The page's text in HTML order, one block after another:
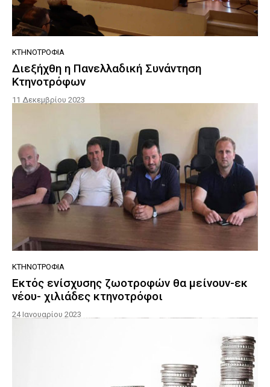
ΚΤΗΝΟΤΡΟΦΊΑ
Διεξήχθη η Πανελλαδική Συνάντηση
Κτηνοτρόφων
11 Δεκεμβρίου 2023
ΚΤΗΝΟΤΡΟΦΊΑ
Εκτός ενίσχυσης ζωοτροφών θα μείνουν-εκ
νέου- χιλιάδες κτηνοτρόφοι
24 Ιανουαρίου 2023